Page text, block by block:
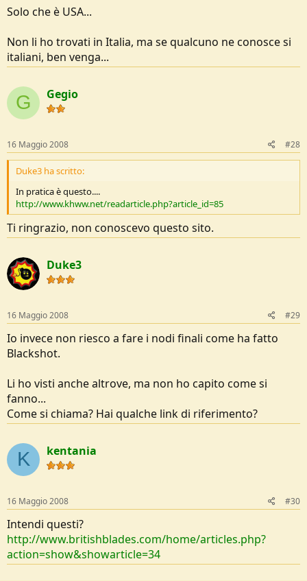
Solo che è USA...
Non li ho trovati in Italia, ma se qualcuno ne conosce si
italiani, ben venga...
G Gegio
16 Maggio 2008 #28
Duke3 ha scritto:
In pratica è questo....
http://www.khww.net/readarticle.php?article_id=85
Ti ringrazio, non conoscevo questo sito.
Duke3
16 Maggio 2008 #29
Io invece non riesco a fare i nodi finali come ha fatto
Blackshot.
Li ho visti anche altrove, ma non ho capito come si
fanno...
Come si chiama? Hai qualche link di riferimento?
K kentania
16 Maggio 2008 #30
Intendi questi?
http://www.britishblades.com/home/articles.php?
action=show&showarticle=34